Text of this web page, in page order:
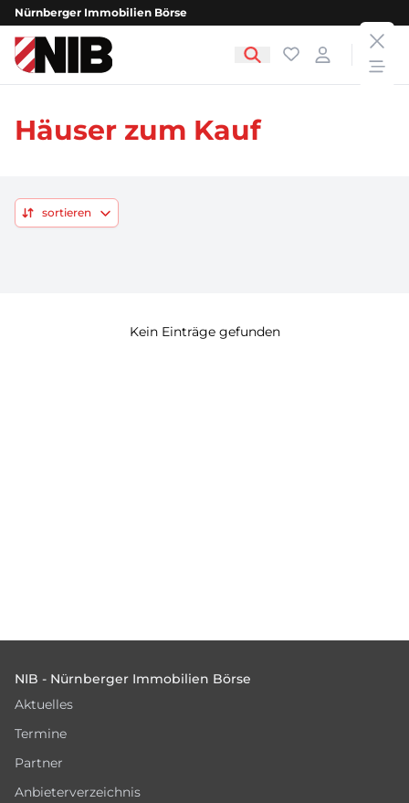
Nürnberger Immobilien Börse
NIB - Nürnberger Immobilien Börse Favoriten
Login
Häuser zum Kauf
sortieren
Kein Einträge gefunden
NIB - Nürnberger Immobilien Börse
Aktuelles
Termine
Partner
Anbieterverzeichnis